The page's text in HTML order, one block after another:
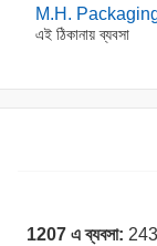
M.H.
এই ঠিকানায় ব্যবসা
1207 এ ব্যবসা: